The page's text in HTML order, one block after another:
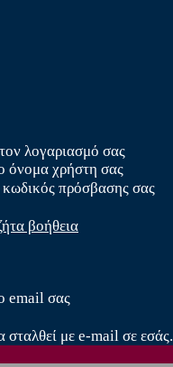
λογαριασμό σας
όνομα χρήστη σας
πρόσβασης σας
βοήθεια
email σας
με e-mail σε εσάς.